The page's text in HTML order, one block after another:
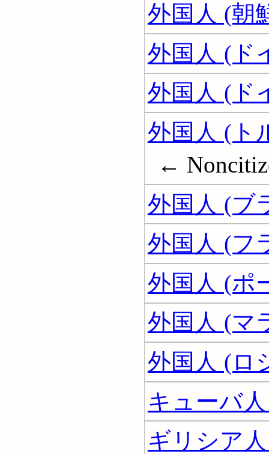
外国人 (朝
外国人 (ド
外国人 (ド
外国人 (ト
←
外国人 (ブ
外国人 (フ
外国人 (ポ
外国人 (マ
外国人 (ロ
キューバ
ギリシア